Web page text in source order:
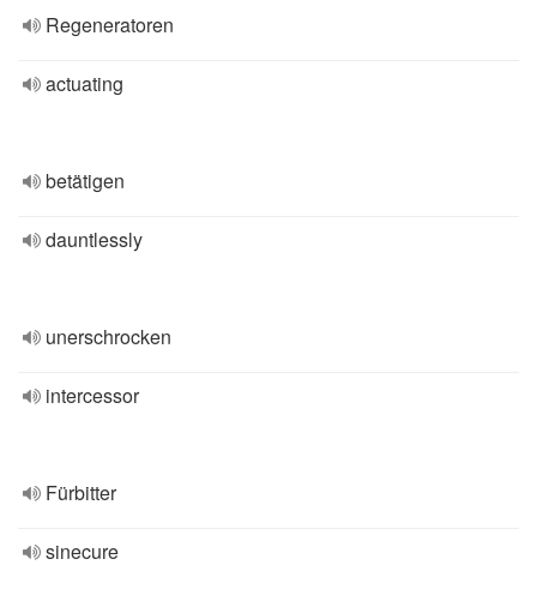
Regeneratoren
actuating
betätigen
dauntlessly
unerschrocken
intercessor
Fürbitter
sinecure